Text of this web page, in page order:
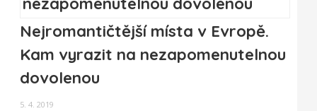
Nejromantičtější místa v Evropě.
Kam vyrazit na nezapomenutelnou
dovolenou
5. 4. 2019